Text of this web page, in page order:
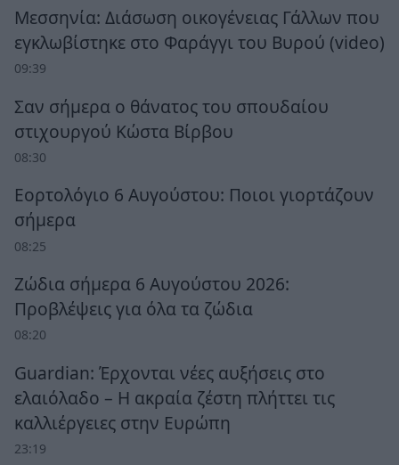
Μεσσηνία: Διάσωση οικογένειας Γάλλων που
εγκλωβίστηκε στο Φαράγγι του Βυρού (video)
09:39
Σαν σήμερα ο θάνατος του σπουδαίου
στιχουργού Κώστα Βίρβου
08:30
Εορτολόγιο 6 Αυγούστου: Ποιοι γιορτάζουν
σήμερα
08:25
Ζώδια σήμερα 6 Αυγούστου 2026:
Προβλέψεις για όλα τα ζώδια
08:20
Guardian: Έρχονται νέες αυξήσεις στο
ελαιόλαδο – Η ακραία ζέστη πλήττει τις
καλλιέργειες στην Ευρώπη
23:19